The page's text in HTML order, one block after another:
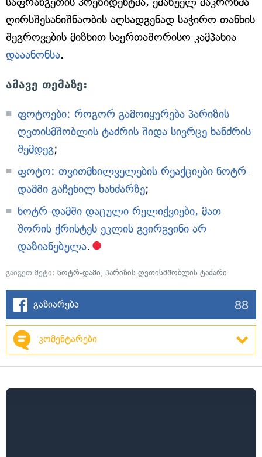
ღირსშესანიშნაობის აღსადგენად საჭირო თანხის
შეგროვების მიზნით საერთაშორისო კამპანია
დააანონსა.
ამავე თემაზე:
ფოტოები: როგორ გამოიყურება პარიზის
ღვთისმშობლის ტაძრის შიდა სივრცე ხანძრის
შემდეგ;
ფოტო: თვითმხილველების რეაქციები ნოტრ-
დამში გაჩენილ ხანძარზე;
ნოტრ-დამში დაცული რელიქვიები, მათ
შორის ქრისტეს ეკლის გვირგვინი არ
დაზიანებულა.
გაიგეთ მეტი: ნოტრ-დამი, პარიზის ღვთისმშობლის ტაძარი
გაზიარება 88
კომენტარები